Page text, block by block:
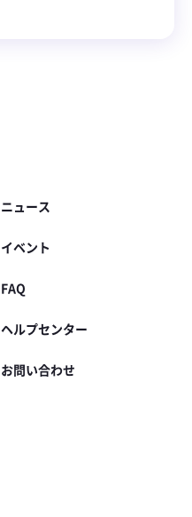
ニュース
イベント
FAQ
ヘルプセンター
お問い合わせ